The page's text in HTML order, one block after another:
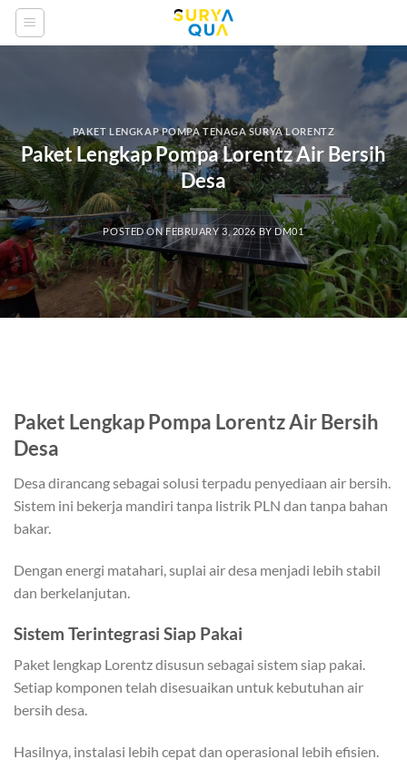
Skip
PAKET LENGKAP POMPA TENAGA SURYA LORENTZ
Paket Lengkap Pompa Lorentz Air Bersih
Desa
POSTED ONFEBRUARY 3, 2026 BYDM01
Paket Lengkap Pompa Lorentz Air Bersih
Desa
Desa dirancang sebagai solusi terpadu penyediaan air bersih.
Sistem ini bekerja mandiri tanpa listrik PLN dan tanpa bahan
bakar.
Dengan energi matahari, suplai air desa menjadi lebih stabil
dan berkelanjutan.
Sistem Terintegrasi Siap Pakai
Paket lengkap Lorentz disusun sebagai sistem siap pakai.
Setiap komponen telah disesuaikan untuk kebutuhan air
bersih desa.
Hasilnya, instalasi lebih cepat dan operasional lebih efisien.